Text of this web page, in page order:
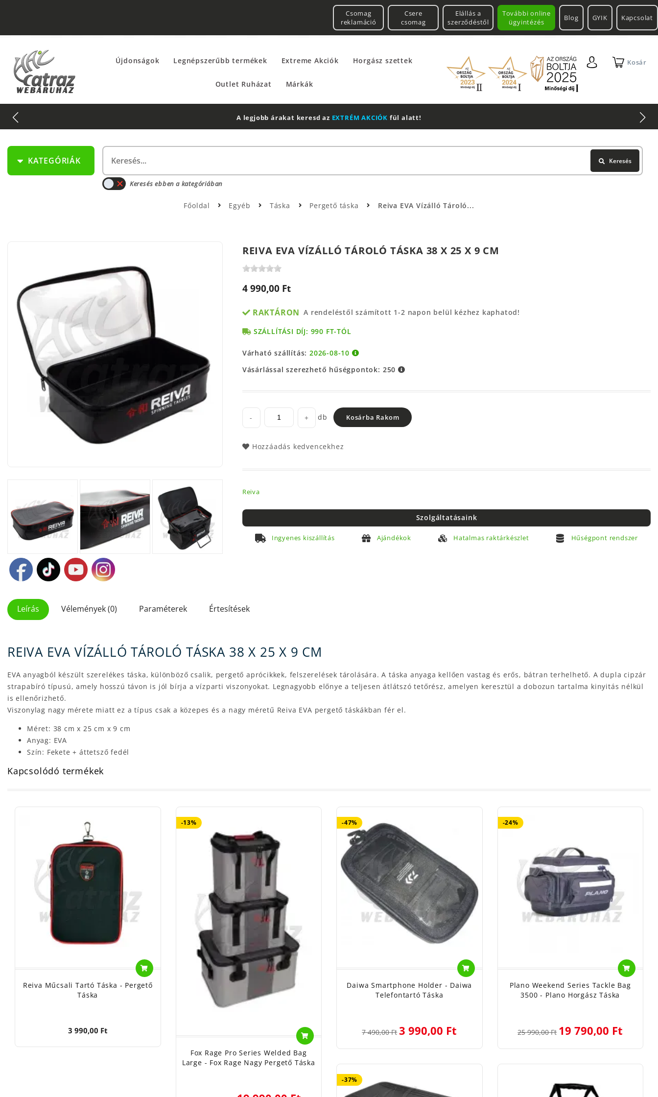
További online
ügyintézés
Csomag
reklamáció
Csere
csomag
Elállás a
szerződéstől
Blog GYIK Kapcsolat
Újdonságok Legnépszerűbb termékek Extreme Akciók Horgász szettek
Outlet Ruházat Márkák
Kosár
A legjobb árakat keresd az EXTRÉM AKCIÓK fül alatt!
KATEGÓRIÁK Keresés
Keresés ebben a kategóriában
Főoldal Egyéb Táska Pergető táska Reiva EVA Vízálló Tároló...
REIVA EVA VÍZÁLLÓ TÁROLÓ TÁSKA 38 X 25 X 9 CM
4 990,00 Ft
RAKTÁRON A rendeléstől számított 1-2 napon belül kézhez kaphatod!
SZÁLLÍTÁSI DÍJ: 990 FT-TÓL
Várható szállítás:2026-08-10
Vásárlással szerezhető hűségpontok: 250
- + db Kosárba Rakom
Hozzáadás kedvencekhez
Reiva
Szolgáltatásaink
Ingyenes kiszállítás Ajándékok Hatalmas raktárkészlet Hűségpont rendszer
Leírás Vélemények (0) Paraméterek Értesítések
REIVA EVA VÍZÁLLÓ TÁROLÓ TÁSKA 38 X 25 X 9 CM
EVA anyagból készült szerelékes táska, különböző csalik, pergető aprócikkek, felszerelések tárolására. A táska anyaga kellően vastag és erős, bátran terhelhető. A dupla cipzár
strapabíró típusú, amely hosszú távon is jól bírja a vízparti viszonyokat. Legnagyobb előnye a teljesen átlátszó tetőrész, amelyen keresztül a dobozun tartalma kinyitás nélkül
is ellenőrizhető.
Viszonylag nagy mérete miatt ez a típus csak a közepes és a nagy méretű Reiva EVA pergető táskákban fér el.
Méret: 38 cm x 25 cm x 9 cm
Anyag: EVA
Szín: Fekete + áttetsző fedél
Kapcsolódó termékek
Reiva Műcsali Tartó Táska - Pergető
Táska
3 990,00 Ft
-13%
Fox Rage Pro Series Welded Bag
Large - Fox Rage Nagy Pergető Táska
-47%
Daiwa Smartphone Holder - Daiwa
Telefontartó Táska
7 490,00 Ft 3 990,00 Ft
-24%
Plano Weekend Series Tackle Bag
3500 - Plano Horgász Táska
25 990,00 Ft 19 790,00 Ft
-37%